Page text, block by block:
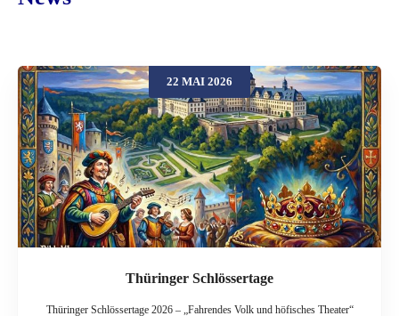
22 MAI 2026
Thüringer Schlössertage
Thüringer Schlössertage 2026 – „Fahrendes Volk und höfisches Theater“